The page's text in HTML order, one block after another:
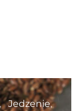
Jedzenie